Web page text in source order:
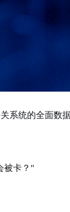
系统的全面数
被卡？"